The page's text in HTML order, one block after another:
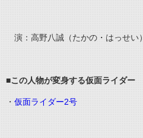
演：高野八誠（たかの・はっせい）
■この人物が変身する仮面ライダー
・ 仮面ライダー2号